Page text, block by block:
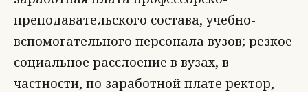
преподавательского состава, учебно-
вспомогательного персонала вузов; резкое
социальное расслоение в вузах, в
частности, по заработной плате ректор,